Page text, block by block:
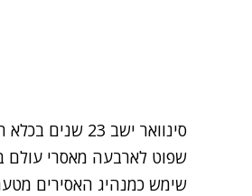
שפוט לארבעה מאסרי עולם
שימש כמנהיג האסירים